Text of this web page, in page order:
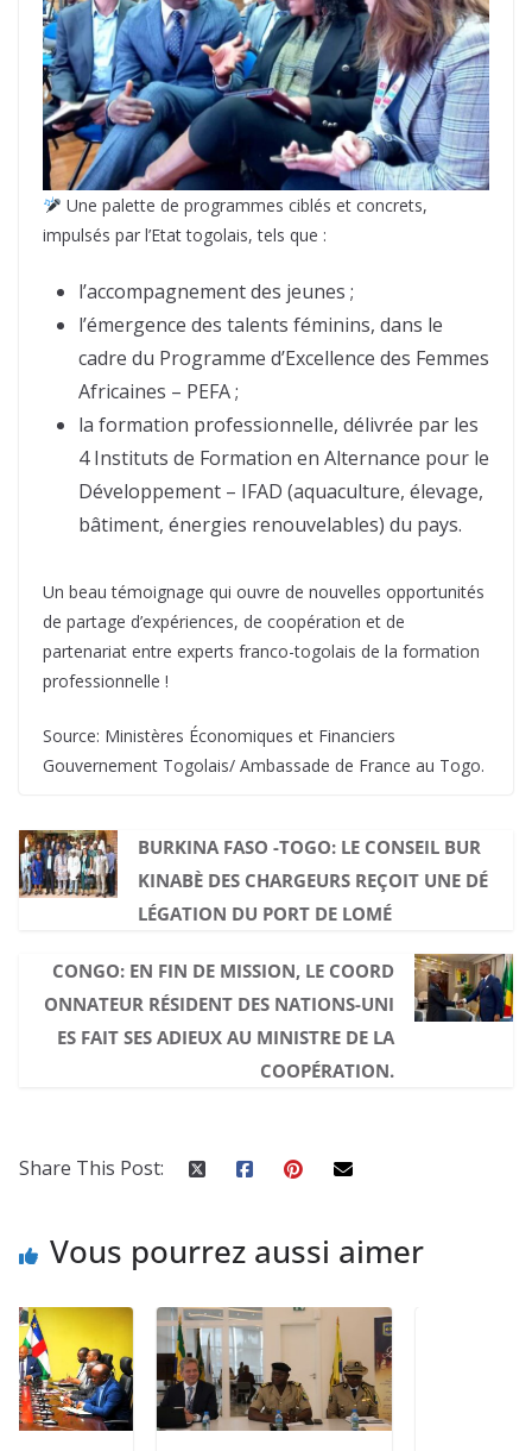
Une palette de programmes ciblés et concrets,
impulsés par l’Etat togolais, tels que :
l’accompagnement des jeunes ;
l’émergence des talents féminins, dans le
cadre du Programme d’Excellence des Femmes
Africaines – PEFA ;
la formation professionnelle, délivrée par les
4 Instituts de Formation en Alternance pour le
Développement – IFAD (aquaculture, élevage,
bâtiment, énergies renouvelables) du pays.
Un beau témoignage qui ouvre de nouvelles opportunités
de partage d’expériences, de coopération et de
partenariat entre experts franco-togolais de la formation
professionnelle !
Source: Ministères Économiques et Financiers
Gouvernement Togolais/ Ambassade de France au Togo.
BURKINA FASO -TOGO: LE CONSEIL BUR
KINABÈ DES CHARGEURS REÇOIT UNE DÉ
LÉGATION DU PORT DE LOMÉ
CONGO: EN FIN DE MISSION, LE COORD
ONNATEUR RÉSIDENT DES NATIONS-UNI
ES FAIT SES ADIEUX AU MINISTRE DE LA
COOPÉRATION.
Share This Post:
Vous pourrez aussi aimer